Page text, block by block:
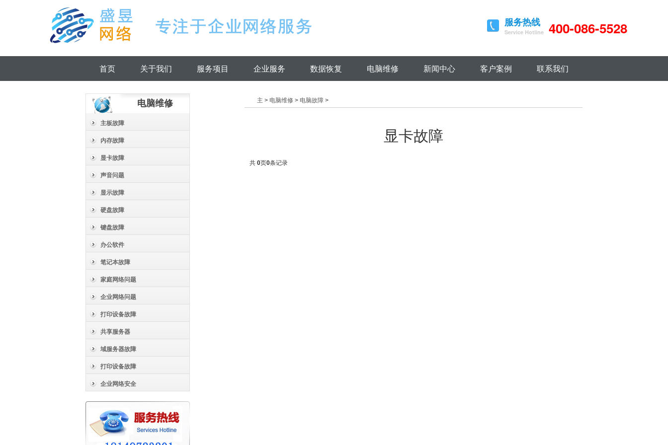
服务热线
Service Hotline 400-086-5528
首页 关于我们 服务项目 企业服务 数据恢复 电脑维修 新闻中心 客户案例 联系我们
电脑维修
主板故障
内存故障
显卡故障
声音问题
显示故障
硬盘故障
键盘故障
办公软件
笔记本故障
家庭网络问题
企业网络问题
打印设备故障
共享服务器
域服务器故障
打印设备故障
企业网络安全
主 > 电脑维修 > 电脑故障 >
显卡故障
共 0页0条记录